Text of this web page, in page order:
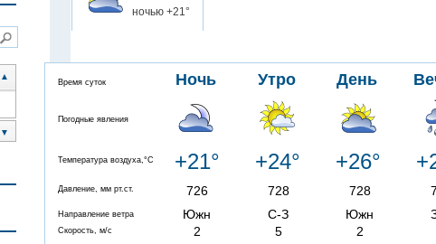
▲
▼
ночью +21°
Время суток Ночь Утро День
Погодные явления
Температура воздуха,°C +21° +24° +26°
Давление, мм рт.ст. 726 728 728
Направление ветра Южн С-З Южн
Скорость, м/с 2 5 2